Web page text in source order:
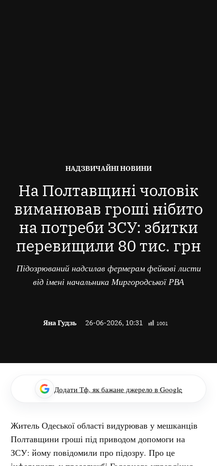
ОПУБЛІКОВАНО
НАДЗВИЧАЙНІ НОВИНИ
На Полтавщині чоловік
виманював гроші нібито
на потреби ЗСУ: збитки
перевищили 80 тис. грн
Підозрюваний надсилав фермерам фейкові листи
від імені начальника Миргородської РВА
Яна Гудзь 26-06-2026, 10:31 1001
Додати Тф, як бажане джерело в Google
Житель Одеської області видурював у мешканців
Полтавщини гроші під приводом допомоги на
ЗСУ: йому повідомили про підозру. Про це